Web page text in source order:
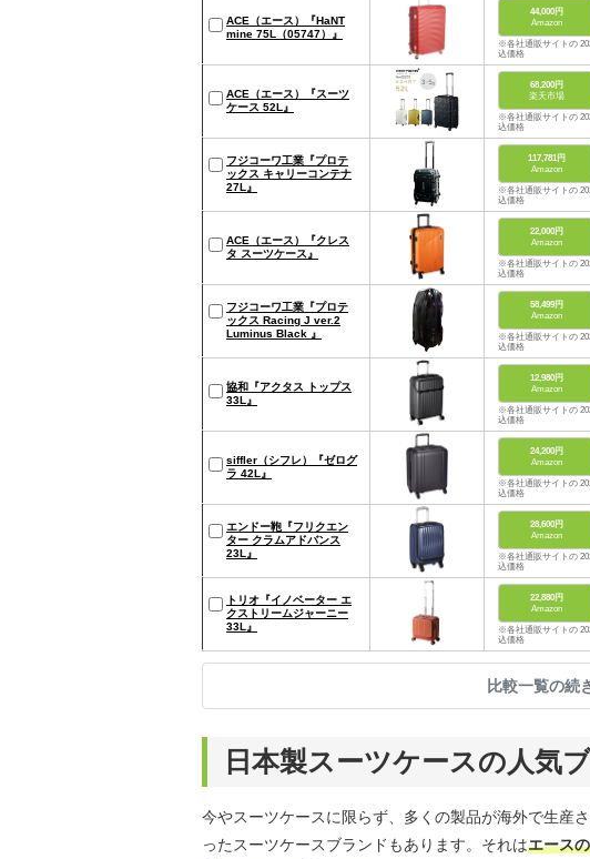
ACE（エース）『HaNT
mine 75L（05747）』
44,000円
Amazon
※各社通販サイトの
込価格
ACE（エース）『スーツ
ケース 52L』
68,200円
楽天市場
※各社通販サイトの
込価格
フジコーワ工業『プロテ
ックス キャリーコンテナ
27L』
117,781円
Amazon
※各社通販サイトの
込価格
ACE（エース）『クレス
タ スーツケース』
22,000円
Amazon
※各社通販サイトの
込価格
フジコーワ工業『プロテ
ックス Racing J ver.2
Luminus Black 』
58,499円
Amazon
※各社通販サイトの
込価格
協和『アクタス トップス
33L』
12,980円
Amazon
※各社通販サイトの
込価格
siffler（シフレ）『ゼログ
ラ 42L』
24,200円
Amazon
※各社通販サイトの
込価格
エンドー鞄『フリクエン
ター クラムアドバンス
23L』
28,600円
Amazon
※各社通販サイトの
込価格
トリオ『イノベーター エ
クストリームジャーニー
33L』
22,880円
Amazon
※各社通販サイトの
込価格
比較一覧の続
日本製スーツケースの人気
今やスーツケースに限らず、多くの製品が海外で生産
ったスーツケースブランドもあります。それはエース